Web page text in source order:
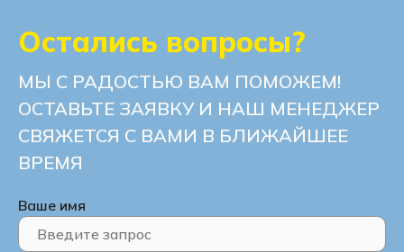
Остались вопросы?
МЫ С РАДОСТЬЮ ВАМ ПОМОЖЕМ!
ОСТАВЬТЕ ЗАЯВКУ И НАШ МЕНЕДЖЕР
СВЯЖЕТСЯ С ВАМИ В БЛИЖАЙШЕЕ
ВРЕМЯ
Ваше имя